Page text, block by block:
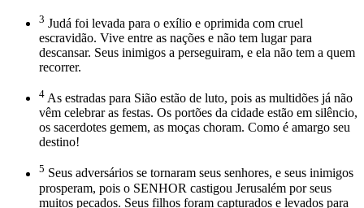
3 Judá foi levada para o exílio e oprimida com cruel
escravidão. Vive entre as nações e não tem lugar para
descansar. Seus inimigos a perseguiram, e ela não tem a quem
recorrer.
4 As estradas para Sião estão de luto, pois as multidões já não
vêm celebrar as festas. Os portões da cidade estão em silêncio,
os sacerdotes gemem, as moças choram. Como é amargo seu
destino!
5 Seus adversários se tornaram seus senhores, e seus inimigos
prosperam, pois o SENHOR castigou Jerusalém por seus
muitos pecados. Seus filhos foram capturados e levados para